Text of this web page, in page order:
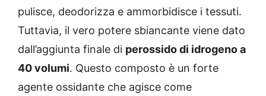
pulisce, deodorizza e ammorbidisce i tessuti.
Tuttavia, il vero potere sbiancante viene dato
dall’aggiunta finale di perossido di idrogeno a
40 volumi. Questo composto è un forte
agente ossidante che agisce come